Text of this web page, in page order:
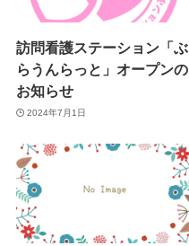
訪問看護ステーション「ぶ
らうんらっと」オープンの
お知らせ
2024年7月1日